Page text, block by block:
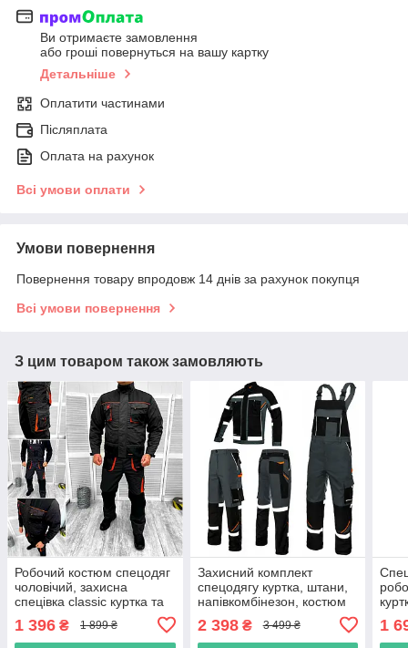
Ви отримаєте замовлення
або гроші повернуться на вашу картку
Детальніше
Оплатити частинами
Післяплата
Оплата на рахунок
Всі умови оплати
Умови повернення
Повернення товару впродовж 14 днів за рахунок покупця
Всі умови повернення
З цим товаром також замовляють
Робочий костюм спецодяг
чоловічий, захисна
спецівка classic куртка та
напівкомбінезон, польша
1 396 ₴ 1 899 ₴
Захисний комплект
спецодягу куртка, штани,
напівкомбінезон, костюм
спецівка польша
2 398₴ 3 499 ₴ 1